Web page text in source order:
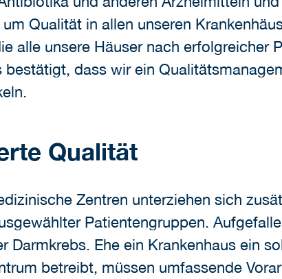
Qualität in allen unseren
alle unsere Häuser nach erfolgreicher
bestätigt, dass wir ein
Qualität
Zentren unterziehen sich
Patientengruppen.
Darmkrebs. Ehe ein Krankenhaus ein
betreibt, müssen umfassende